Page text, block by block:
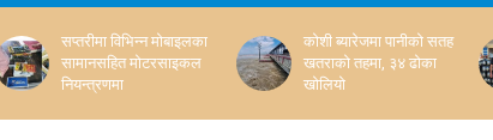
सप्तरीमा विभिन्न मोबाइलका
सामानसहित मोटरसाइकल
नियन्त्रणमा
कोशी ब्यारेजमा पानीको सतह
खतराको तहमा, ३४ ढोका
खोलियो